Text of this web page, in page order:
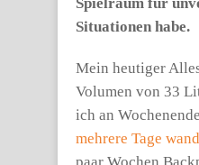
Situationen habe.
Mein heutiger
Volumen von 33
ich an
mehrere Tage